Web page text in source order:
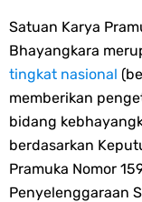
Satuan Karya
Bhayangkara
tingkat nasional
memberikan
bidang
berdasarkan
Pramuka Nomor
Penyelenggaraan